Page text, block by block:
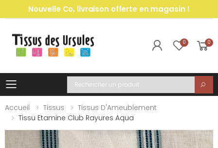
Nouvelle Co, livraison offerte en magasin !
0 0
Toggle mobile menu
Recherche
Accueil
Tissus
Tissus D'Ameublement
Tissu Etamine Club Rayures Aqua